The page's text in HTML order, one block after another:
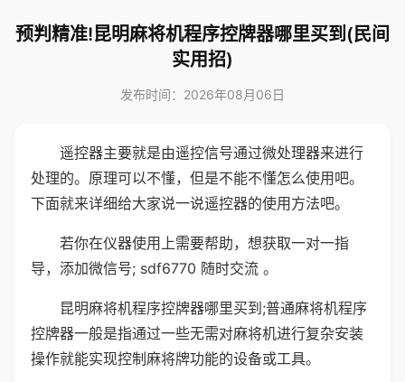
预判精准!昆明麻将机程序控牌器哪里买到(民间
实用招)
发布时间：2026年08月06日
遥控器主要就是由遥控信号通过微处理器来进行
处理的。原理可以不懂，但是不能不懂怎么使用吧。
下面就来详细给大家说一说遥控器的使用方法吧。
若你在仪器使用上需要帮助，想获取一对一指
导，添加微信号; sdf6770 随时交流 。
昆明麻将机程序控牌器哪里买到;普通麻将机程序
控牌器一般是指通过一些无需对麻将机进行复杂安装
操作就能实现控制麻将牌功能的设备或工具。